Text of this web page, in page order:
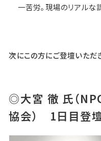
一苦労。現場のリアルな
次にこの方にご登壇いただ
◎大宮 徹 氏（
協会） 1日目登